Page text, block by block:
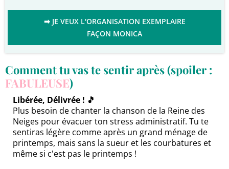
➡ JE VEUX L'ORGANISATION EXEMPLAIRE
FAÇON MONICA
Comment tu vas te sentir après (spoiler :
FABULEUSE)
Libérée, Délivrée ! 🎵
Plus besoin de chanter la chanson de la Reine des
Neiges pour évacuer ton stress administratif. Tu te
sentiras légère comme après un grand ménage de
printemps, mais sans la sueur et les courbatures et
même si c'est pas le printemps !